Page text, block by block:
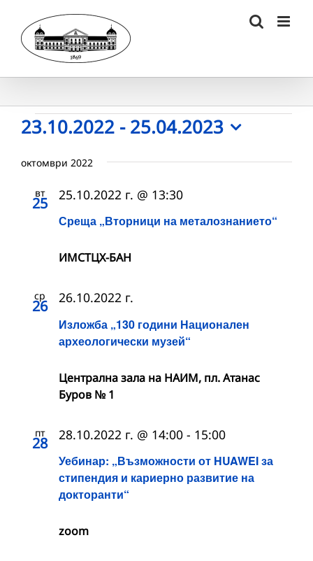
content
Събития
23.10.2022 - 25.04.2023
date.
октомври 2022
вт
25
Среща „Вторници на металознанието“
25.10.2022 г. @ 13:30
ИМСТЦХ-БАН
ср
26
Изложба „130 години Национален
археологически музей“
26.10.2022 г.
Централна зала на НАИМ, пл. Атанас
Буров № 1
пт
28
Уебинар: „Възможности от HUAWEI за
стипендия и кариерно развитие на
докторанти“
28.10.2022 г. @ 14:00 - 15:00
zoom